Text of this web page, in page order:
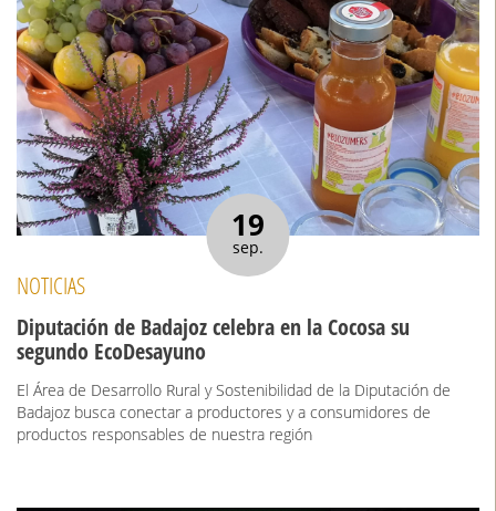
19
sep.
NOTICIAS
Diputación de Badajoz celebra en la Cocosa su
segundo EcoDesayuno
El Área de Desarrollo Rural y Sostenibilidad de la Diputación de
Badajoz busca conectar a productores y a consumidores de
productos responsables de nuestra región